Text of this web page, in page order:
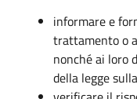
informare e
trattamento o
nonché ai loro
della legge